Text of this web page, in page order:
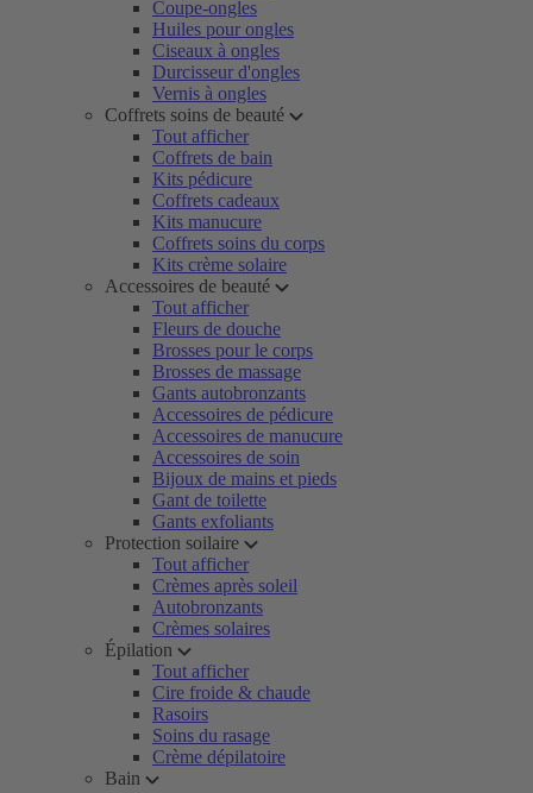
Coupe-ongles
Huiles pour ongles
Ciseaux à ongles
Durcisseur d'ongles
Vernis à ongles
Coffrets soins de beauté
Tout afficher
Coffrets de bain
Kits pédicure
Coffrets cadeaux
Kits manucure
Coffrets soins du corps
Kits crème solaire
Accessoires de beauté
Tout afficher
Fleurs de douche
Brosses pour le corps
Brosses de massage
Gants autobronzants
Accessoires de pédicure
Accessoires de manucure
Accessoires de soin
Bijoux de mains et pieds
Gant de toilette
Gants exfoliants
Protection soilaire
Tout afficher
Crèmes après soleil
Autobronzants
Crèmes solaires
Épilation
Tout afficher
Cire froide & chaude
Rasoirs
Soins du rasage
Crème dépilatoire
Bain